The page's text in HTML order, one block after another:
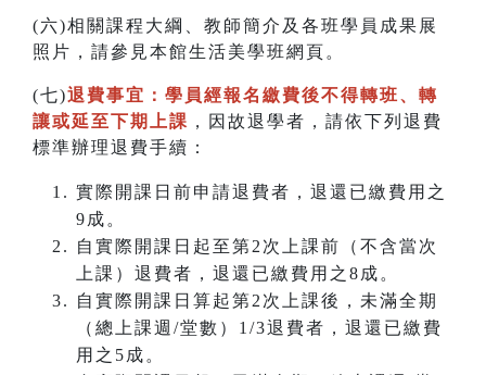
(六)相關課程大綱、教師簡介及各班學員成果展
照片，請參見本館生活美學班網頁。
(七)退費事宜：學員經報名繳費後不得轉班、 轉
讓或延至下期上課 ，因故退學者，請依下列退費
標準辦理退費手續：
實際開課日前申請退費者，退還已繳費用之
9成。
自實際開課日起至第2次上課前（不含當次
上課）退費者，退還已繳費用之8成。
自實際開課日算起第2次上課後，未滿全期
（總上課週/堂數）1/3退費者，退還已繳費
用之5成。